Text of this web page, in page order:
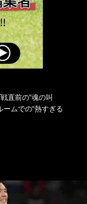
直前の“魂の叫
ームでの“熱すぎる